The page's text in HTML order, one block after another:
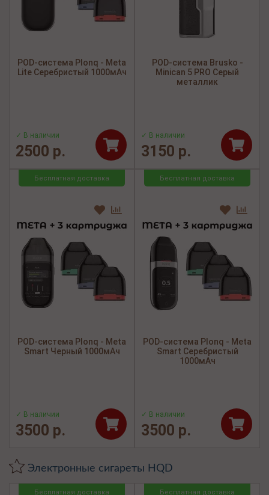
POD-система Plonq - Meta
Lite Серебристый 1000мАч
✓ В наличии
2500 р.
POD-система Brusko -
Minican 5 PRO Серый
металлик
✓ В наличии
3150 р.
Бесплатная доставка
POD-система Plonq - Meta
Smart Черный 1000мАч
✓ В наличии
3500 р.
Бесплатная доставка
POD-система Plonq - Meta
Smart Серебристый
1000мАч
✓ В наличии
3500 р.
Электронные сигареты HQD
Бесплатная доставка Бесплатная доставка